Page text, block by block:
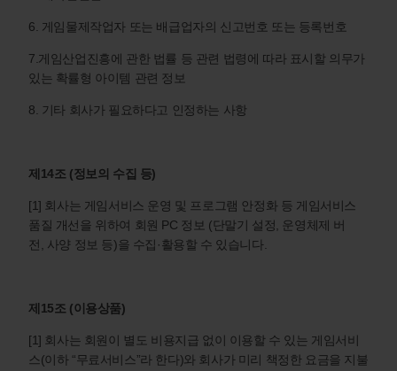
6. 게임물제작업자 또는 배급업자의 신고번호 또는 등록번호
7.게임산업진흥에 관한 법률 등 관련 법령에 따라 표시할 의무가
있는 확률형 아이템 관련 정보
8. 기타 회사가 필요하다고 인정하는 사항
제14조 (정보의 수집 등)
[1] 회사는 게임서비스 운영 및 프로그램 안정화 등 게임서비스
품질 개선을 위하여 회원 PC 정보 (단말기 설정, 운영체제 버
전, 사양 정보 등)을 수집·활용할 수 있습니다.
제15조 (이용상품)
[1] 회사는 회원이 별도 비용지급 없이 이용할 수 있는 게임서비
스(이하 “무료서비스”라 한다)와 회사가 미리 책정한 요금을 지불